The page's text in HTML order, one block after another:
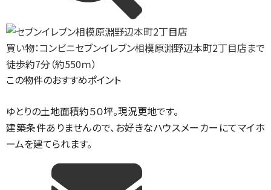
買い物：コンビニセブンイレブン相模原淵野辺本町2丁目店まで
徒歩約7分（約550ｍ）
この物件のおすすめポイント
ゆとりの土地面積約５０坪。現況更地です。
建築条件ありませんので、お好きなハウスメーカーにてマイホ
ームを建てられます。